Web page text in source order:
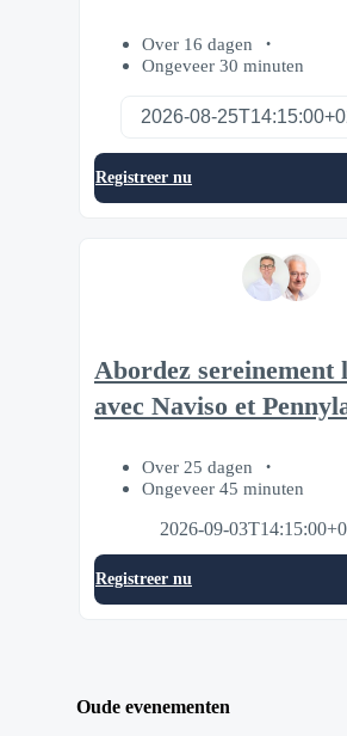
Over 16 dagen
Ongeveer 30 minuten
Registreer nu
Abordez sereinement
avec Naviso et
Over 25 dagen
Ongeveer 45 minuten
2026-09-
Registreer nu
Oude evenementen